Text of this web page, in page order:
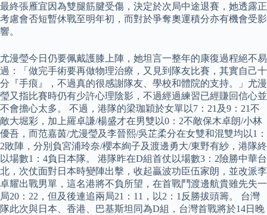
最終張雁宜因為雙腿筋腱受傷，決定於次局中途退賽，她透露正
考慮會否短暫休戰至明年初，而對於爭奪奧運積分亦有機會受影
響。
尤漫瑩今日仍要佩戴護膝上陣，她坦言一整年的康復過程絕不易
過：「做完手術要再做物理治療，又見到隊友比賽，其實自己十
分『手痕』，不過真的很感謝隊友、學校和體院的支持。」尤漫
瑩又指比賽時仍有少許心理陰影，不過經過練習已經賺回信心並
不會擔心太多。 不過，港隊的梁珈穎於女單以7：21及9：21不
敵大堀彩，加上羅卓謙/楊盛才在男雙以0：2不敵保木卓朗/小林
優吾，而范嘉茵/尤漫瑩及李晉熙/吳芷柔分在女雙和混雙均以1：
2敗陣，分別負宮浦玲奈/櫻本絢子及渡邊勇大/東野有紗，港隊終
以場數1：4負日本隊。 港隊昨在D組首仗以場數3：2險勝中華台
北，次仗面對日本時變陣出擊，收起贏波功臣伍家朗，並改派李
卓耀出戰男單，這名港將不負所望，在首戰鬥渡邊航貴雖先失一
局20：22，但及後連追兩局21：11，以2：1反勝拔頭籌。 台灣
隊此次與日本、香港、巴基斯坦同為D組，台灣首戰將於14日晚